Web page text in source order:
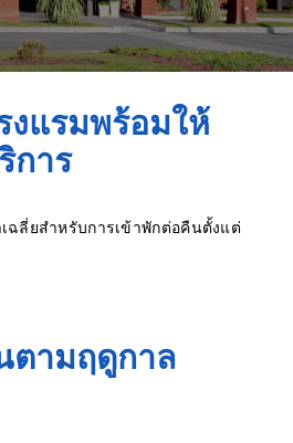
งแรมพร้อมให้
การ
ฉลี่ยสำหรับการเข้าพักต่อคืนตั้งแต่
ตามฤดูกาล